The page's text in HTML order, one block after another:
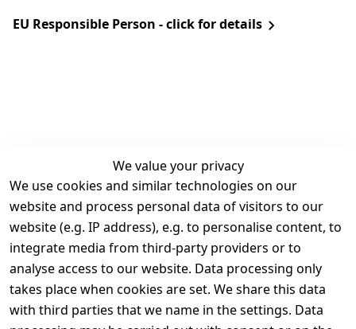
EU Responsible Person - click for details
We value your privacy
We use cookies and similar technologies on our
website and process personal data of visitors to our
website (e.g. IP address), e.g. to personalise content, to
integrate media from third-party providers or to
analyse access to our website. Data processing only
takes place when cookies are set. We share this data
with third parties that we name in the settings. Data
Legal
Terms and
Conditions
Legal
disclosure
Privacy Policy
Contact
Register